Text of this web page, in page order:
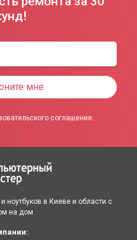
мне
соглашения.
ноутбуков в Киеве и области с
на дом